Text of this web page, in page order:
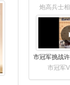
炮高兵士
市冠军